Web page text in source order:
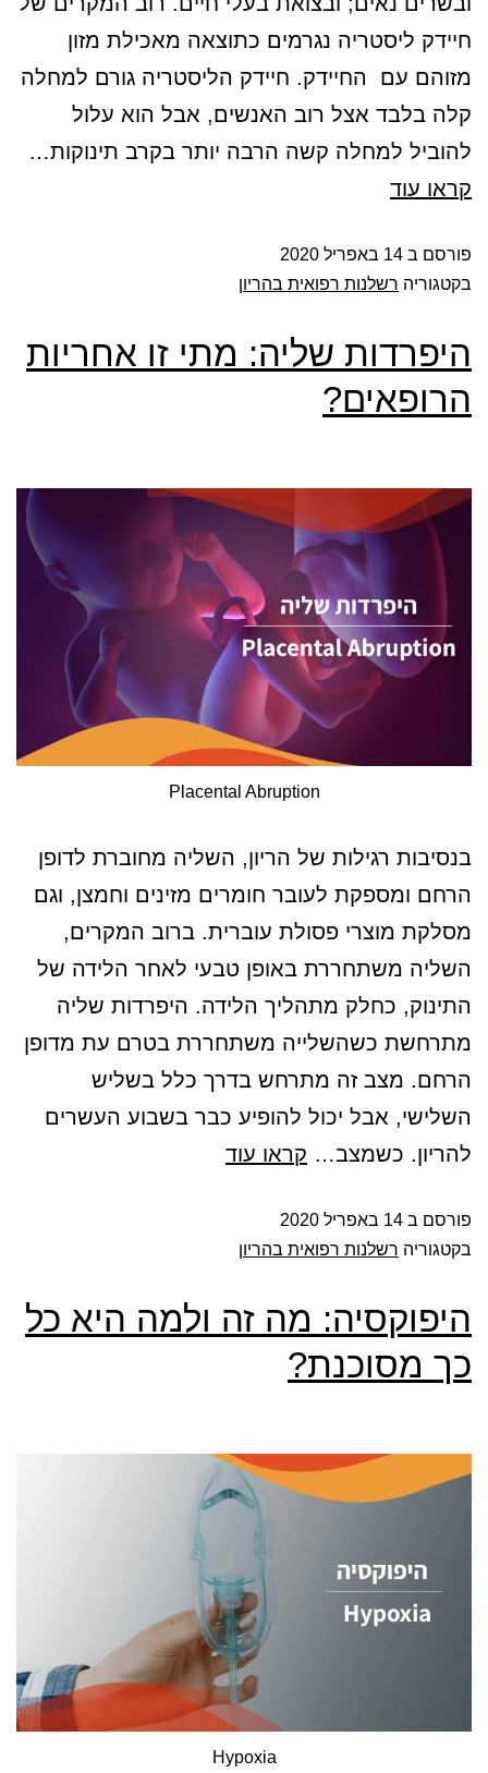
חיידק ליסטריה נגרמים כתוצאה מאכילת מזון
מזוהם עם החיידק. חיידק הליסטריה גורם למחלה
קלה בלבד אצל רוב האנשים, אבל הוא עלול
להוביל למחלה קשה הרבה יותר בקרב תינוקות…
קראו עוד
פורסם ב 14 באפריל 2020
בקטגוריה רשלנות רפואית בהריון
היפרדות שליה: מתי זו אחריות
הרופאים?
Placental Abruption
בנסיבות רגילות של הריון, השליה מחוברת לדופן
הרחם ומספקת לעובר חומרים מזינים וחמצן, וגם
מסלקת מוצרי פסולת עוברית. ברוב המקרים,
השליה משתחררת באופן טבעי לאחר הלידה של
התינוק, כחלק מתהליך הלידה. היפרדות שליה
מתרחשת כשהשלייה משתחררת בטרם עת מדופן
הרחם. מצב זה מתרחש בדרך כלל בשליש
השלישי, אבל יכול להופיע כבר בשבוע העשרים
להריון. כשמצב… קראו עוד
פורסם ב 14 באפריל 2020
בקטגוריה רשלנות רפואית בהריון
היפוקסיה: מה זה ולמה היא כל
כך מסוכנת?
Hypoxia